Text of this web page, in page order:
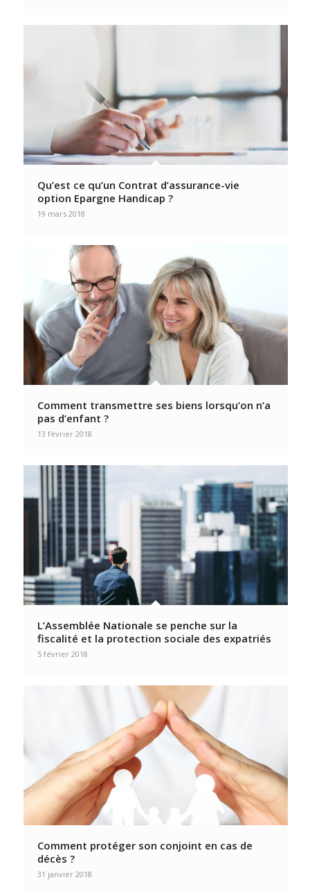
Qu’est ce qu’un Contrat d’assurance-vie
option Epargne Handicap ?
19 mars 2018
Comment transmettre ses biens lorsqu’on n’a
pas d’enfant ?
13 février 2018
L’Assemblée Nationale se penche sur la
fiscalité et la protection sociale des expatriés
5 février 2018
Comment protéger son conjoint en cas de
décès ?
31 janvier 2018